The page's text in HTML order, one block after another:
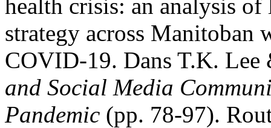
health crisis: an analysis
strategy across Manitoban
COVID-19. Dans T.K.
and Social Media
Pandemic (pp. 78-97).